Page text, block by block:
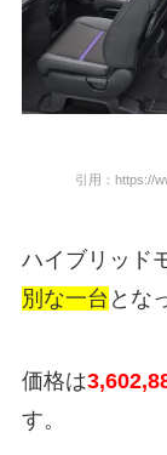
引用：https://
ハイブリッド
別な一台 とな
価格は
す。